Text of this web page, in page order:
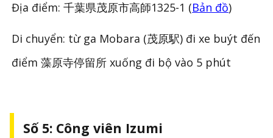
Địa điểm: 千葉県茂原市高師1325-1 (Bản đồ)
Di chuyển: từ ga Mobara (茂原駅) đi xe buýt đến
điểm 藻原寺停留所 xuống đi bộ vào 5 phút
Số 5: Công viên Izumi